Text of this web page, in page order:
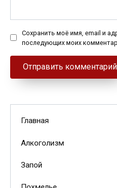
Сохранить моё имя, email и
последующих моих
Главная
Алкоголизм
Запой